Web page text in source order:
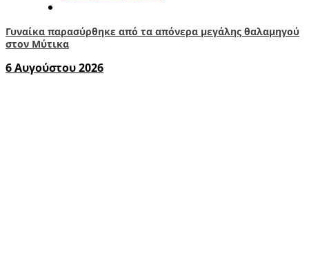
Γυναίκα παρασύρθηκε από τα απόνερα μεγάλης θαλαμηγού
στον Μύτικα
6 Αυγούστου 2026